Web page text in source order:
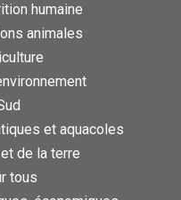
humaine
animales
et aquacoles
de la terre
tous